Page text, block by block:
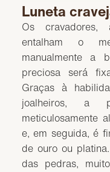
Luneta
Os cravadores,
entalham o
manualmente a
preciosa será
Graças à
joalheiros, a
meticulosamente
e, em seguida, é
de ouro ou
das pedras,